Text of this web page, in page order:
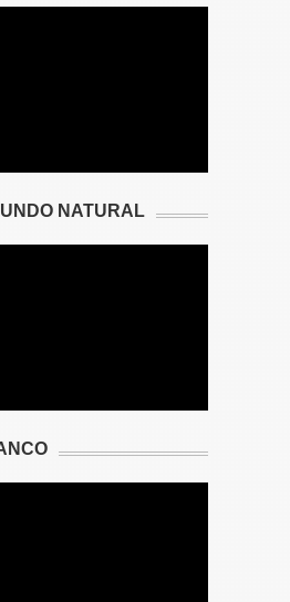
NATURAL